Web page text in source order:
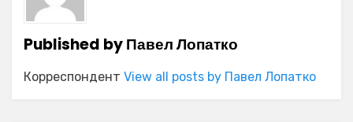
Published byПавел Лопатко
Корреспондент View all posts by Павел Лопатко